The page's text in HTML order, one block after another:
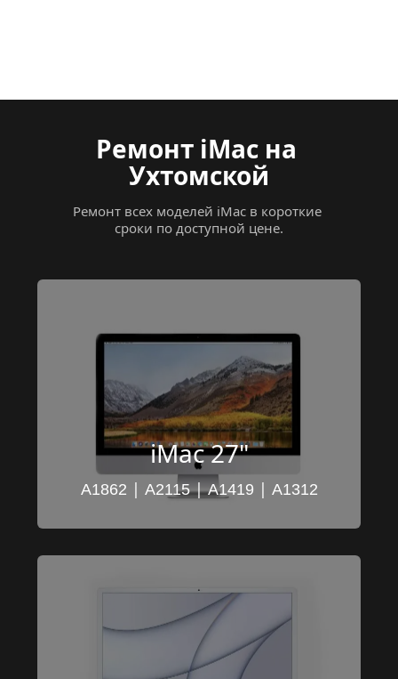
Ухтомской
Ремонт всех моделей iMac в короткие
сроки по доступной цене.
iMac 27"
A1862 | A2115 | A1419 | A1312